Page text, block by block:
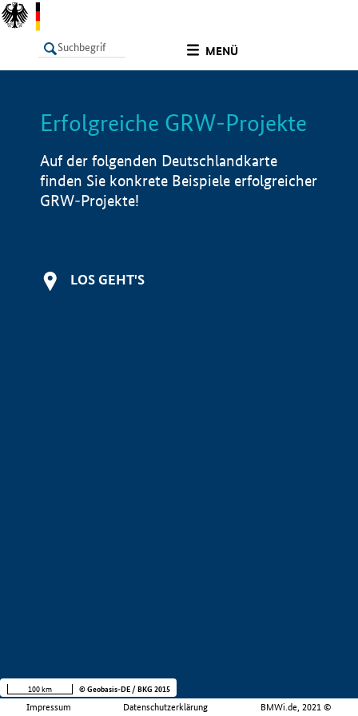
MENÜ
LISTE Info
Erfolgreiche GRW-Projekte
Auf der folgenden Deutschlandkarte
finden Sie konkrete Beispiele erfolgreicher
GRW-Projekte!
LOS GEHT'S
Impressum Datenschutzerklärung BMWi.de, 2021 ©
100 km © Geobasis-DE / BKG 2015